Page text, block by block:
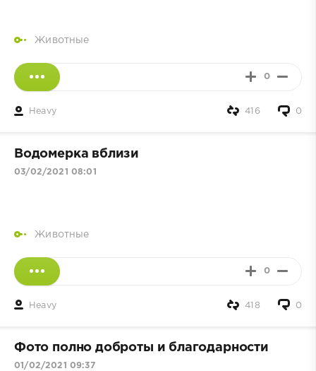
Животные
0
Heavy 0
416
Водомерка вблизи
03/02/2021 08:01
Животные
0
Heavy 0
418
Фото полно доброты и благодарности
01/02/2021 09:37